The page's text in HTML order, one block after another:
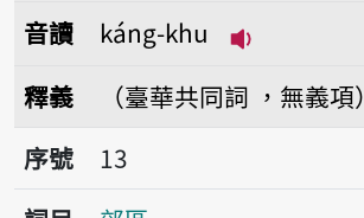
音讀
káng-khu
釋義
（臺華共同詞 ，無義項）
序號13郊區
序號
13